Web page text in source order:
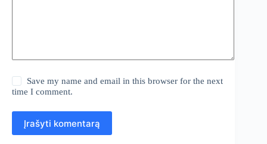
Save my name and email in this browser for the next
time I comment.
Įrašyti komentarą